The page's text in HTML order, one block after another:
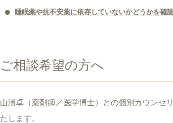
睡眠薬や抗不安薬に依存していないかどうかを確
ご相談希望の方へ
山浦卓（薬剤師／医学博士）との個別カウンセ
たします。